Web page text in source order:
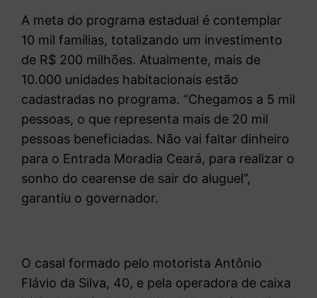
A meta do programa estadual é contemplar
10 mil famílias, totalizando um investimento
de R$ 200 milhões. Atualmente, mais de
10.000 unidades habitacionais estão
cadastradas no programa. “Chegamos a 5 mil
pessoas, o que representa mais de 20 mil
pessoas beneficiadas. Não vai faltar dinheiro
para o Entrada Moradia Ceará, para realizar o
sonho do cearense de sair do aluguel”,
garantiu o governador.
O casal formado pelo motorista Antônio
Flávio da Silva, 40, e pela operadora de caixa